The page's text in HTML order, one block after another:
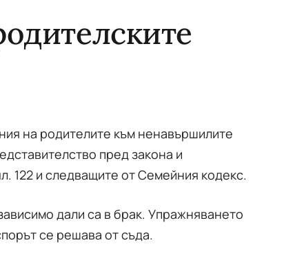
на родителите към ненавършилите
пред закона и
122 и следващите от Семейния кодекс.
дали са в брак. Упражняването
се решава от съда.